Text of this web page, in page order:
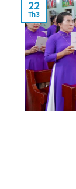
22
Th3